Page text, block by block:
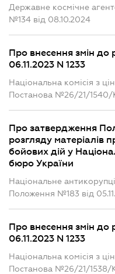
Державне космічне
№134 від 08.10.2024
Про внесення змін
06.11.2023 N 1233
Національна комісія з
Постанова №26/21/1540/
Про затвердження
розгляду матеріалів
бойових дій у
бюро України
Національне
Положення №183 від
Про внесення змін
06.11.2023 N 1233
Національна комісія з
Постанова №26/21/1538/